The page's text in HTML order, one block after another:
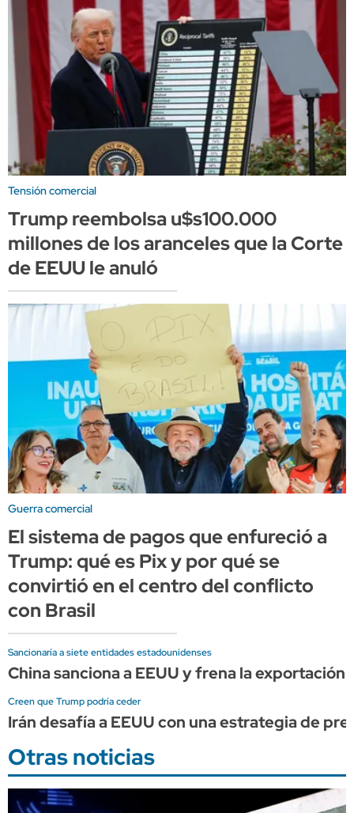
Tensión comercial
Trump reembolsa u$s100.000
millones de los aranceles que la Corte
de EEUU le anuló
Guerra comercial
El sistema de pagos que enfureció a
Trump: qué es Pix y por qué se
convirtió en el centro del conflicto
con Brasil
Sancionaría a siete entidades estadounidenses
China sanciona a EEUU y frena la
Creen que Trump podría ceder
Irán desafía a EEUU con una estrategia de
Otras noticias